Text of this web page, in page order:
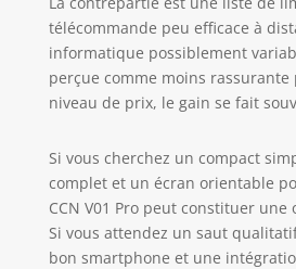
télécommande peu efficace à
informatique possiblement
perçue comme moins rassurante
niveau de prix, le gain se fait
Si vous cherchez un compact
complet et un écran orientable
CCN V01 Pro peut constituer
Si vous attendez un saut
bon smartphone et une